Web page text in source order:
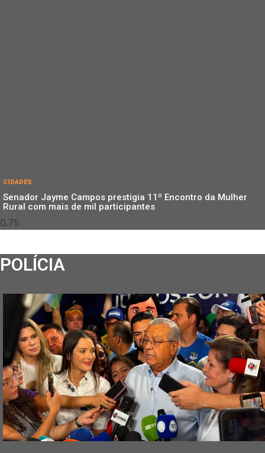
CIDADES
Senador Jayme Campos prestigia 11º Encontro da Mulher
Rural com mais de mil participantes
POLÍCIA